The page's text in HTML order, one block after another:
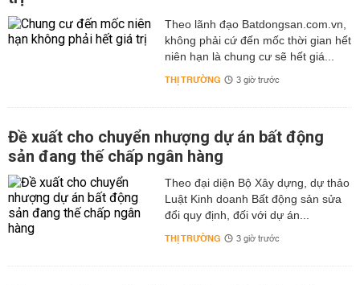
Theo lãnh đạo Batdongsan.com.vn,
không phải cứ đến mốc thời gian hết
niên hạn là chung cư sẽ hết giá...
THỊ TRƯỜNG 3 giờ trước
Đề xuất cho chuyển nhượng dự án bất động
sản đang thế chấp ngân hàng
Theo đại diện Bộ Xây dựng, dự thảo
Luật Kinh doanh Bất động sản sửa
đổi quy định, đối với dự án...
THỊ TRƯỜNG 3 giờ trước